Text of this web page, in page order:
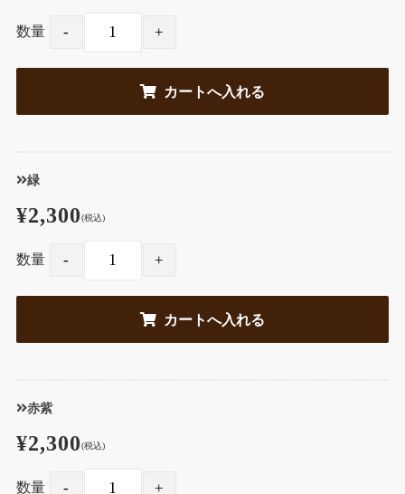
数量
緑
¥2,300(税込)
数量
赤紫
¥2,300(税込)
数量